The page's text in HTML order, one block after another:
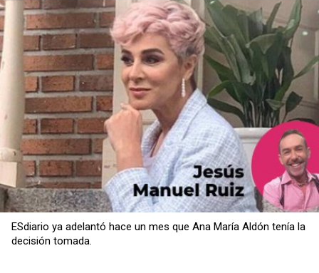
Copiar
ESdiario ya adelantó hace un mes que Ana María Aldón tenía la
decisión tomada.